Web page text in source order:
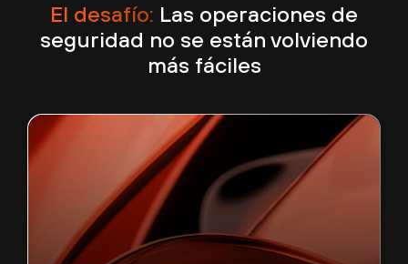
El desafío: Las operaciones de
seguridad no se están volviendo
más fáciles